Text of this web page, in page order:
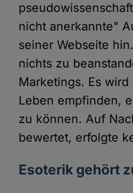
nicht anerkannte"
seiner Webseite
nichts zu
Marketings. Es
Leben empfinden,
zu können. Auf
bewertet, erfolgte
Esoterik gehört